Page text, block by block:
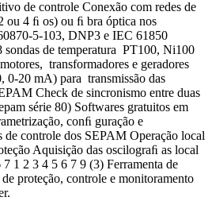
de controle Conexão com redes de
ou 4 ﬁ os) ou ﬁ bra óptica nos
5-103, DNP3 e IEC 61850
sondas de temperatura PT100, Ni100
transformadores e geradores
0-20 mA) para transmissão das
Check de sincronismo entre duas
série 80) Softwares gratuitos em
conﬁ guração e
de controle dos SEPAM Operação local
Aquisição das oscilograﬁ as local
1 2 3 4 5 6 7 9 (3) Ferramenta de
proteção, controle e monitoramento